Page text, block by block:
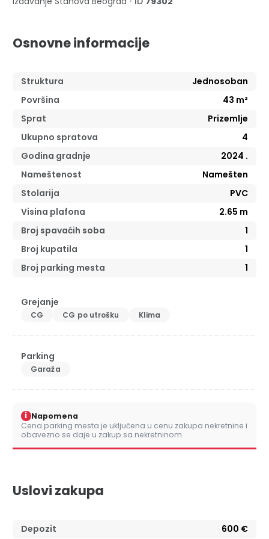
Osnovne informacije
Struktura
Jednosoban
Površina
43 m²
Sprat
Prizemlje
Ukupno spratova
4
Godina gradnje
2024 .
Nameštenost
Namešten
Stolarija
PVC
Visina plafona
2.65 m
Broj spavaćih soba
1
Broj kupatila
1
Broj parking mesta
1
Grejanje
CG CG po utrošku Klima
Parking
Garaža
i Napomena
Cena parking mesta je uključena u cenu zakupa nekretnine i
obavezno se daje u zakup sa nekretninom.
Uslovi zakupa
Depozit 600 €